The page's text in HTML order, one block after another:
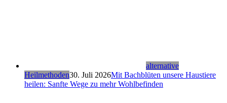
alternative
Heilmethoden30. Juli 2026Mit Bachblüten unsere Haustiere
heilen: Sanfte Wege zu mehr Wohlbefinden